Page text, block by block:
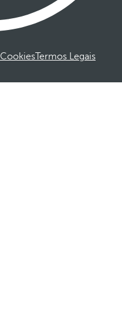
Cookies Termos Legais